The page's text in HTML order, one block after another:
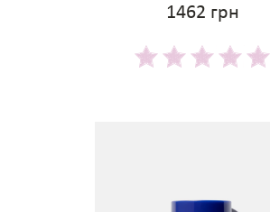
1462 грн